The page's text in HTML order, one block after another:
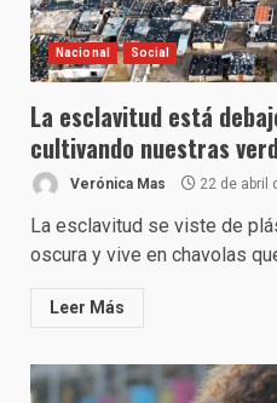
Nacional Social
La esclavitud está
cultivando nuestras
Verónica Mas 22 de abril
La esclavitud se viste de
oscura y vive en chavolas
Leer Más